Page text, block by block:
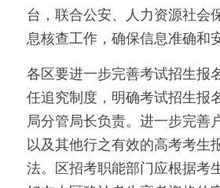
台，联合公安、人力资源社会
息核查工作，确保信息准确和
各区要进一步完善考试招生报
任追究制度，明确考试招生报
局分管局长负责。进一步完善
以及其他行之有效的高考考生
法。区招考职能部门应根据考